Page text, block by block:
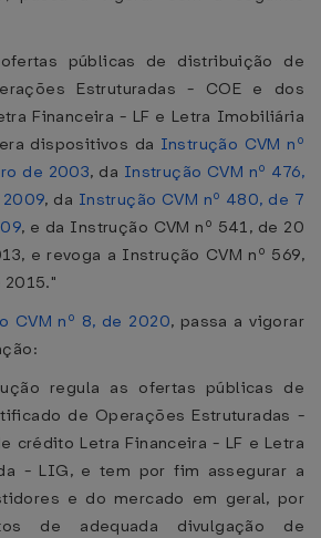
públicas de distribuição de
Estruturadas - COE e dos
Financeira - LF e Letra Imobiliária
dispositivos da Instrução CVM nº
de 2003, da Instrução CVM nº 476,
, da Instrução CVM nº 480, de 7
, e da Instrução CVM nº 541, de 20
e revoga a Instrução CVM nº 569,
2015."
CVM nº 8, de 2020, passa a vigorar
regula as ofertas públicas de
de Operações Estruturadas -
crédito Letra Financeira - LF e Letra
- LIG, e tem por fim assegurar a
e do mercado em geral, por
de adequada divulgação de